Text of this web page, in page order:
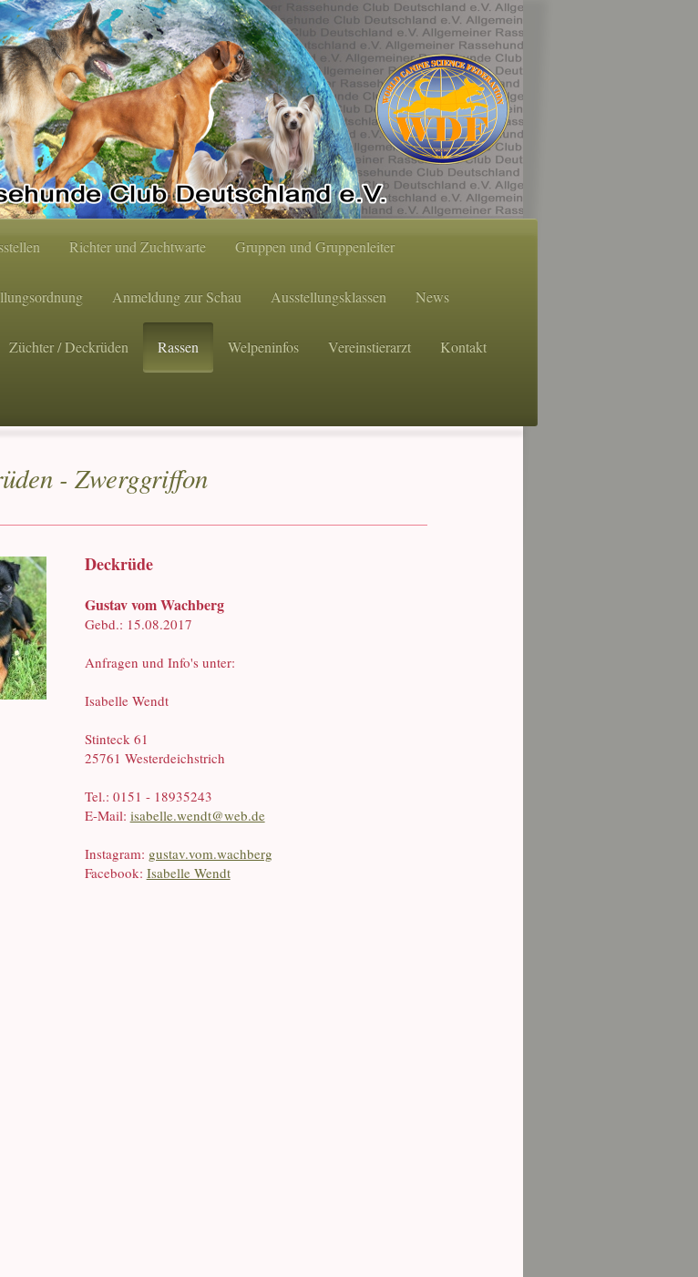
Richter und Zuchtwarte Gruppen und Gruppenleiter
Anmeldung zur Schau Ausstellungsklassen News
Züchter / Deckrüden Rassen Welpeninfos Vereinstierarzt Kontakt
- Zwerggriffon
Deckrüde
Gustav vom Wachberg
Gebd.: 15.08.2017
Anfragen und Info's unter:
Isabelle Wendt
Stinteck 61
25761 Westerdeichstrich
Tel.: 0151 - 18935243
E-Mail: isabelle.wendt@web.de
Instagram: gustav.vom.wachberg
Facebook: Isabelle Wendt